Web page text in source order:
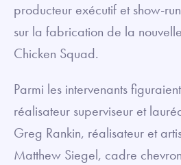
producteur exécutif et show-
sur la fabrication de la
Chicken Squad.
Parmi les intervenants
réalisateur superviseur et
Greg Rankin, réalisateur et
Matthew Siegel, cadre